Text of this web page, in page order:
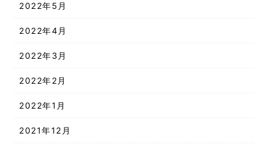
2022年5月
2022年4月
2022年3月
2022年2月
2022年1月
2021年12月